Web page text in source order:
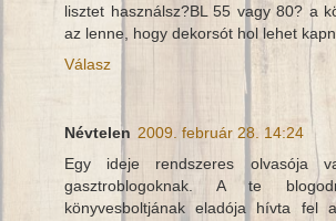
lisztet használsz?BL 55 vagy 80? a
az lenne, hogy dekorsót hol lehet
Válasz
Névtelen 2009. február 28. 14:24
Egy ideje rendszeres olvasója
gasztroblogoknak. A te
könyvesboltjának eladója hívta fel